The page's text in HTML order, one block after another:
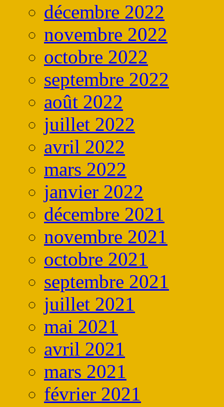
décembre 2022
novembre 2022
octobre 2022
septembre 2022
août 2022
juillet 2022
avril 2022
mars 2022
janvier 2022
décembre 2021
novembre 2021
octobre 2021
septembre 2021
juillet 2021
mai 2021
avril 2021
mars 2021
février 2021